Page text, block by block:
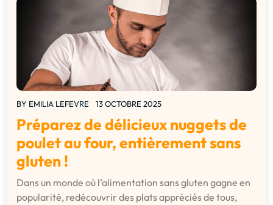
BY EMILIA LEFEVRE 13 OCTOBRE 2025
Préparez de délicieux nuggets de
poulet au four, entièrement sans
gluten !
Dans un monde où l’alimentation sans gluten gagne en
popularité, redécouvrir des plats appréciés de tous,